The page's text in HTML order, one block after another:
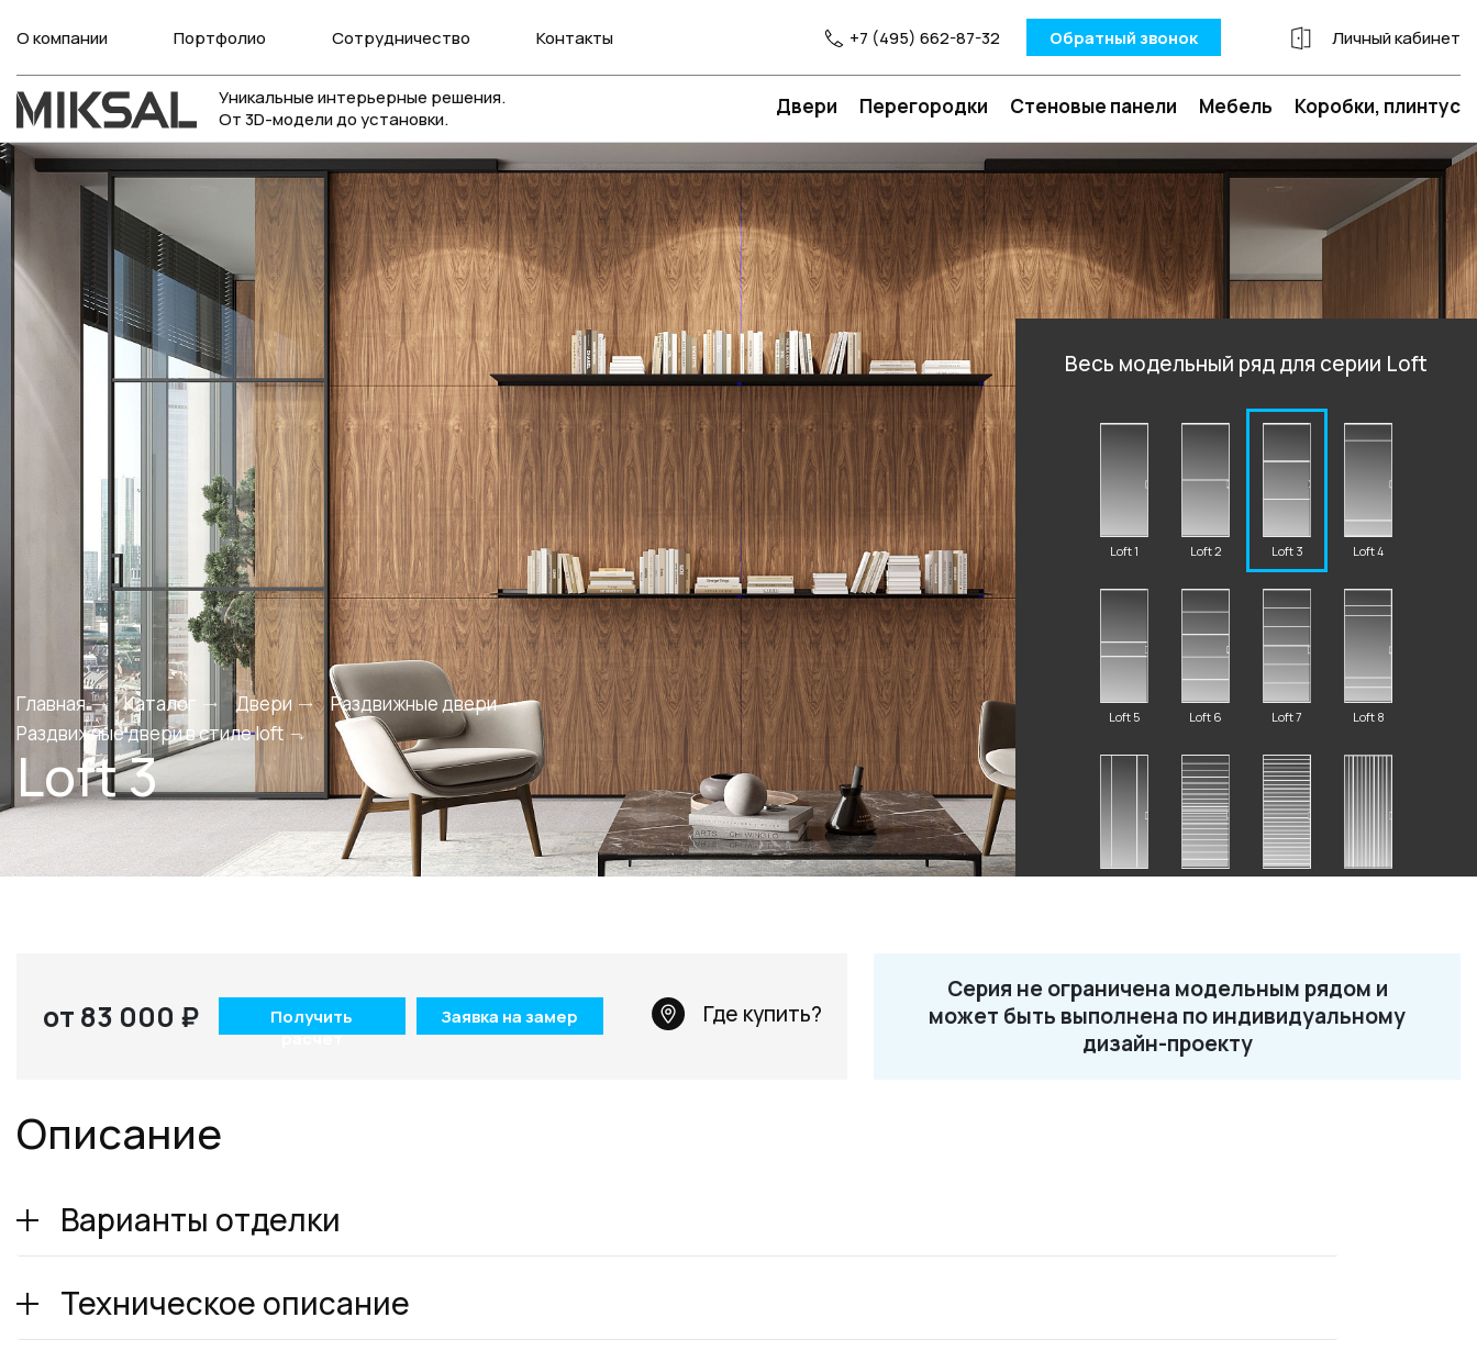
О компании Портфолио Сотрудничество Контакты +7 (495) 662-87-32 Обратный звонок Личный кабинет
Уникальные интерьерные решения.
От 3D-модели до установки.
Двери Перегородки Стеновые панели Мебель Коробки, плинтус
Главная Каталог Двери
Раздвижные двери
Раздвижные двери в стиле loft
Loft 3
Весь модельный ряд для серии Loft
Loft 1 Loft 2 Loft 3 Loft 4
Loft 5 Loft 6 Loft 7 Loft 8
Loft 13 Loft 14
от 83 000 ₽
Получить
расчет
Заявка на замер Где купить?
Серия не ограничена модельным рядом и
может быть выполнена по индивидуальному
дизайн-проекту
Описание
Варианты отделки
Техническое описание
+7 495 662 87 32
salon@miksal.ru
Белорусская
г. Москва, ул. Бутырский Вал, д. 32
Телефон: +7 495 662-87-32